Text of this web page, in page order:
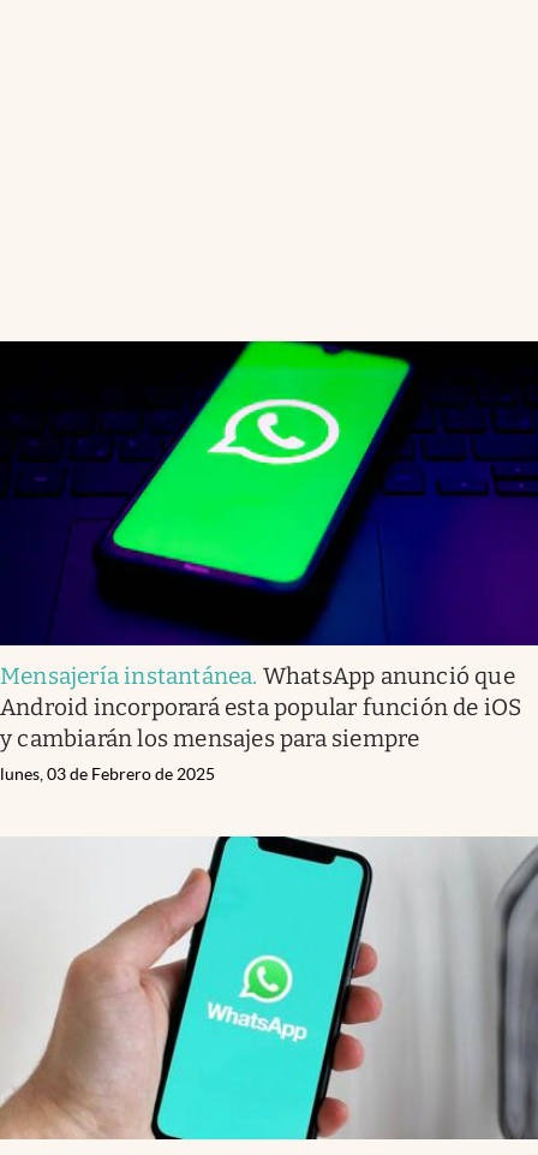
Mensajería instantánea. WhatsApp anunció que
Android incorporará esta popular función de iOS
y cambiarán los mensajes para siempre
lunes, 03 de Febrero de 2025